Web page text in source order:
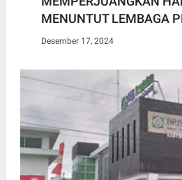
MENUNTUT LEMBAGA
Desember 17, 2024